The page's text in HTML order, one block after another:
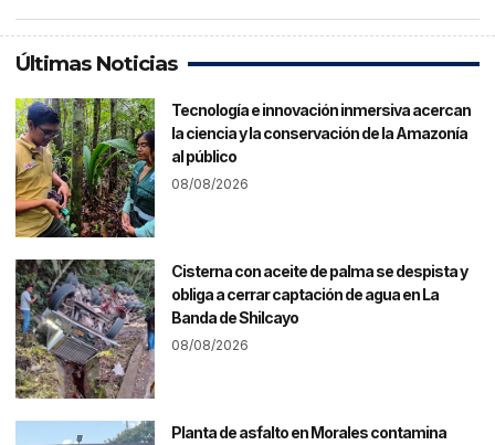
Últimas Noticias
Tecnología e innovación inmersiva acercan
la ciencia y la conservación de la Amazonía
al público
08/08/2026
Cisterna con aceite de palma se despista y
obliga a cerrar captación de agua en La
Banda de Shilcayo
08/08/2026
Planta de asfalto en Morales contamina